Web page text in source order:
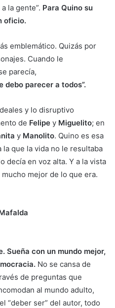
la gente”. Para Quino su
oficio.
emblemático. Quizás por
Cuando le
parecía,
debo parecer a todos”.
y lo disruptivo
de Felipe y Miguelito; en
y Manolito. Quino es esa
la que la vida no le resultaba
decía en voz alta. Y a la vista
mejor de lo que era.
Sueña con un mundo mejor,
No se cansa de
de preguntas que
al mundo adulto,
“deber ser” del autor, todo